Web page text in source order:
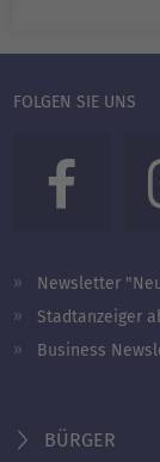
FOLGEN SIE UNS
Newsletter
Stadtanzeiger
Business
BÜRGER